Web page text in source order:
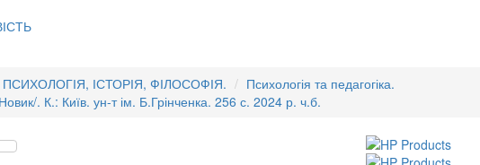
ІСТОРІЯ, ФІЛОСОФІЯ.
Психологія та педагогіка.
. К.: Київ. ун-т ім. Б.Грінченка. 256 с. 2024 р. ч.б.